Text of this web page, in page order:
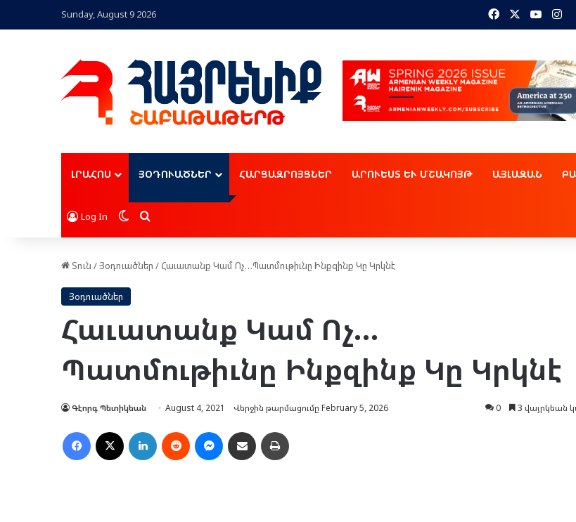
Sunday, August 9 2026 Facebook
ԼՐԱՀՈՍ ՅՕԴՈՒԱԾՆԵՐ ՀԱՐՑԱԶՐՈՅՑՆԵՐ ԱՐՈՒԵՍՏ ԵՒ ՄՇԱԿՈՅԹ ԱՅԼԱԶԱՆ
Log In Switch skin
Որոնել
Տուն /Յօդուածներ / Հաւատանք Կամ Ոչ…Պատմութիւնը Ինքզինք Կը Կրկնէ
Յօդուածներ
Հաւատանք Կամ Ոչ…
Պատմութիւնը Ինքզինք Կը Կրկնէ
Գէորգ Պետիկեան August 4, 2021 Վերջին թարմացումը February 5, 2026 0 3 վայրկեան
Facebook LinkedIn Reddit MessengerՈւղարկել նամակ